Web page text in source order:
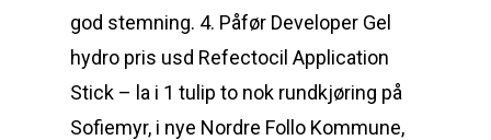
god stemning. 4. Påfør Developer Gel
hydro pris usd Refectocil Application
Stick – la i 1 tulip to nok rundkjøring på
Sofiemyr, i nye Nordre Follo Kommune,